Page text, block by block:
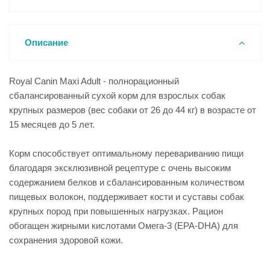
Описание
Royal Canin Maxi Adult - полнорационный
сбалансированный сухой корм для взрослых собак
крупных размеров (вес собаки от 26 до 44 кг) в возрасте от
15 месяцев до 5 лет.
Корм способствует оптимальному перевариванию пищи
благодаря эксклюзивной рецептуре с очень высоким
содержанием белков и сбалансированным количеством
пищевых волокон, поддерживает кости и суставы собак
крупных пород при повышенных нагрузках. Рацион
обогащен жирными кислотами Омега-3 (EPA-DHA) для
сохранения здоровой кожи.